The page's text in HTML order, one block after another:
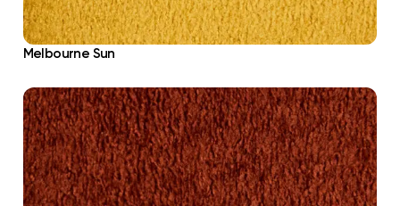
Melbourne Sun